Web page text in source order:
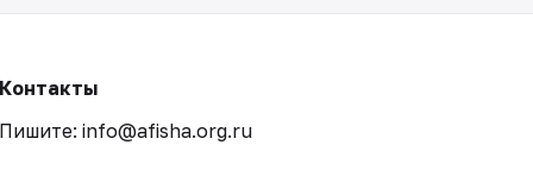
Контакты
Пишите: info@afisha.org.ru